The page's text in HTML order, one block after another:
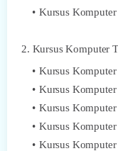
Kursus
2. Kursus Komputer
Kursus
Kursus
Kursus
Kursus
Kursus